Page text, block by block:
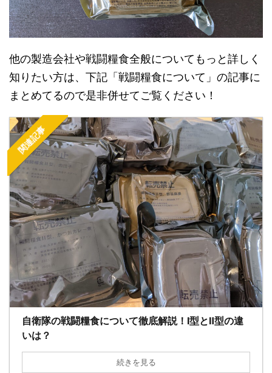
他の製造会社や戦闘糧食全般についてもっと詳しく
知りたい方は、下記「戦闘糧食について」の記事に
まとめてるので是非併せてご覧ください！
関連記事
自衛隊の戦闘糧食について徹底解説！Ⅰ型とⅡ型の違
いは？
続きを見る